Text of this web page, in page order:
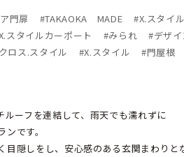
門扉 #TAKAOKA MADE #X.スタイ
スタイルカーポート #みられ #デザ
クロス.スタイル #X.スタイル #門屋根
ーフを連結して、雨天でも濡れずに
です。
目隠しをし、安心感のある玄関まわりと